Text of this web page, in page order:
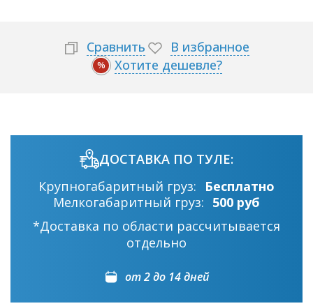
Сравнить В избранное
% Хотите дешевле?
ДОСТАВКА ПО ТУЛЕ:
Крупногабаритный груз:
Бесплатно
Мелкогабаритный груз: 500 руб
*Доставка по области рассчитывается
отдельно
от 2 до 14 дней